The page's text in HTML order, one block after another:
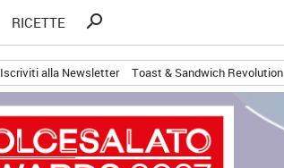
RICETTE
Ricerca
search
Iscriviti alla Newsletter Toast & Sandwich Revolution